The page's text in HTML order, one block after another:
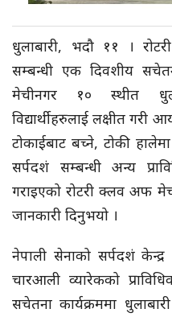
धुलाबारी, भदौ ११ ।
सम्बन्धी एक दिवशीय
मेचीनगर १० स्थीत
विद्यार्थीहरुलाई लक्षीत गरी
टोकाईबाट बच्ने, टोकी
सर्पदशं सम्बन्धी अन्य
गराइएको रोटरी क्लव अफ
जानकारी दिनुभयो ।
नेपाली सेनाको सर्पदशं
चारआली व्यारेकको
सचेतना कार्यक्रममा